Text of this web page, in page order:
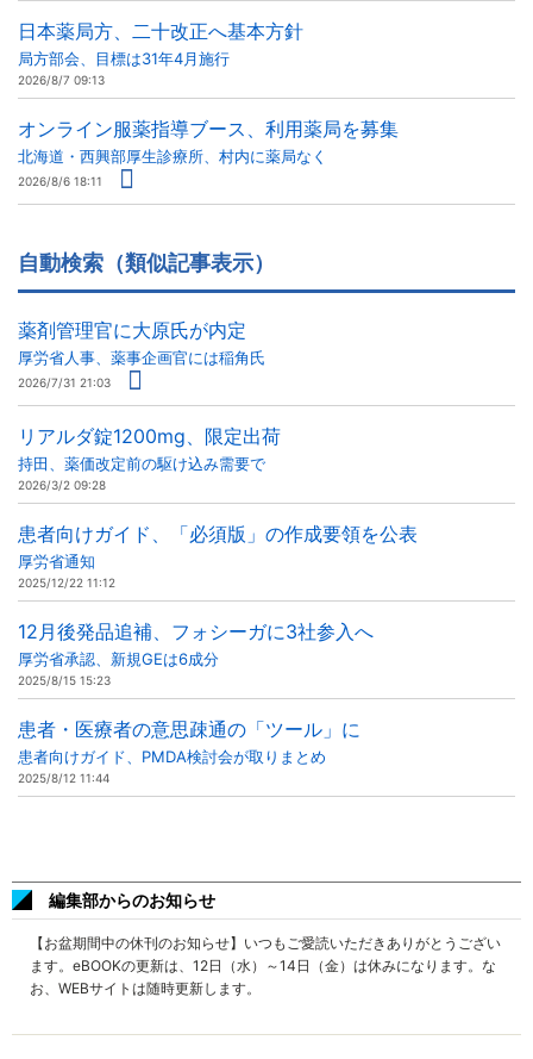
日本薬局方、二十改正へ基本方針
局方部会、目標は31年4月施行
2026/8/7 09:13
オンライン服薬指導ブース、利用薬局を募集
北海道・西興部厚生診療所、村内に薬局なく
2026/8/6 18:11
自動検索（類似記事表示）
薬剤管理官に大原氏が内定
厚労省人事、薬事企画官には稲角氏
2026/7/31 21:03
リアルダ錠1200mg、限定出荷
持田、薬価改定前の駆け込み需要で
2026/3/2 09:28
患者向けガイド、「必須版」の作成要領を公表
厚労省通知
2025/12/22 11:12
12月後発品追補、フォシーガに3社参入へ
厚労省承認、新規GEは6成分
2025/8/15 15:23
患者・医療者の意思疎通の「ツール」に
患者向けガイド、PMDA検討会が取りまとめ
2025/8/12 11:44
編集部からのお知らせ
【お盆期間中の休刊のお知らせ】いつもご愛読いただきありがとうござい
ます。eBOOKの更新は、12日（水）～14日（金）は休みになります。な
お、WEBサイトは随時更新します。